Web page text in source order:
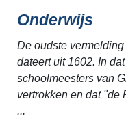
Onderwijs
De oudste
dateert uit 1602. In
schoolmeesters van
vertrokken en dat "de
...